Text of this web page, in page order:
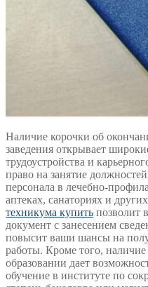
Наличие корочки об
заведения открывает
трудоустройства и
право на занятие
персонала в лечебно-
аптеках, санаториях и
техникума купить позволит
документ с занесением
повысит ваши шансы на
работы. Кроме того,
образовании дает
обучение в институте по